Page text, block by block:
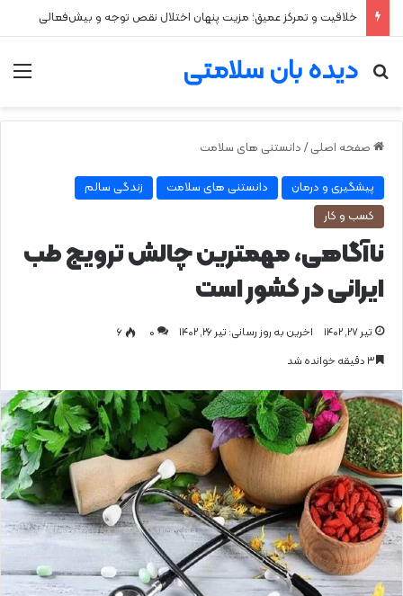
۲ علت شایع‌ کم‌شنوایی
دیده بان سلامتی
جستجو برای
صفحه اصلی / دانستنی های سلامت
پیشگیری و درمان دانستنی های سلامت
زندگی سالم
کسب و کار
ناآگاهی، مهمترین چالش ترویج طب
ایرانی در کشور است
تیر ۲۷, ۱۴۰۲ اخرین به روز رسانی: تیر ۲۶, ۱۴۰۲ 0
۶